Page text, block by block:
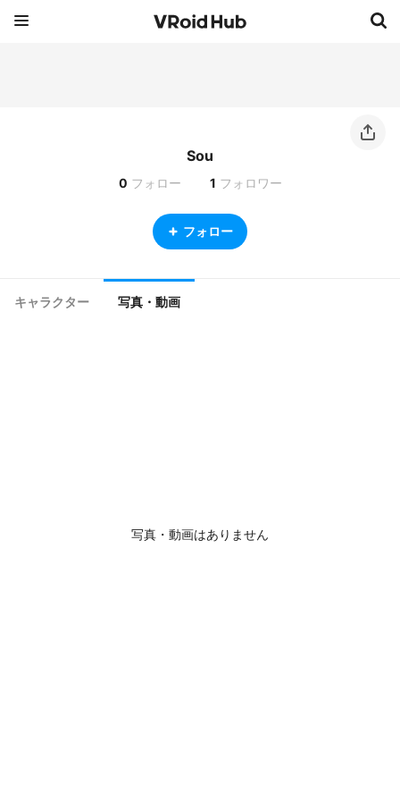
Sou
0 フォロー 1 フォロワー
フォロー
キャラクター 写真・動画
写真・動画はありません